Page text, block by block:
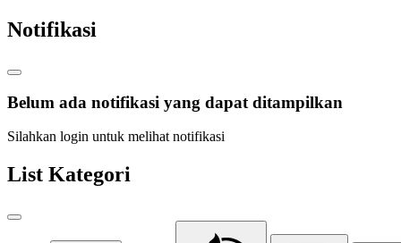
Notifikasi
Belum ada notifikasi yang dapat ditampilkan
Silahkan login untuk melihat notifikasi
List Kategori